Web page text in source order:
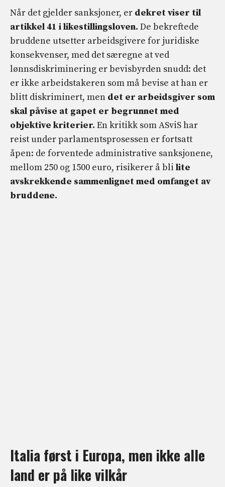
Når det gjelder sanksjoner, er dekret viser til
artikkel 41 i likestillingsloven. De bekreftede
bruddene utsetter arbeidsgivere for juridiske
konsekvenser, med det særegne at ved
lønnsdiskriminering er bevisbyrden snudd: det
er ikke arbeidstakeren som må bevise at han er
blitt diskriminert, men det er arbeidsgiver som
skal påvise at gapet er begrunnet med
objektive kriterier. En kritikk som ASviS har
reist under parlamentsprosessen er fortsatt
åpen: de forventede administrative sanksjonene,
mellom 250 og 1500 euro, risikerer å bli lite
avskrekkende sammenlignet med omfanget av
bruddene.
Italia først i Europa, men ikke alle
land er på like vilkår